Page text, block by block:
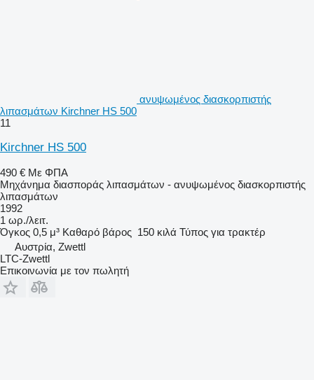
ανυψωμένος διασκορπιστής
λιπασμάτων Kirchner HS 500
11
Kirchner HS 500
490 € Με ΦΠΑ
Μηχάνημα διασποράς λιπασμάτων - ανυψωμένος διασκορπιστής
λιπασμάτων
1992
1 ωρ./λειτ.
Όγκος 0,5 μ³ Καθαρό βάρος 150 κιλά Τύπος για τρακτέρ
Αυστρία, Zwettl
LTC-Zwettl
Επικοινωνία με τον πωλητή